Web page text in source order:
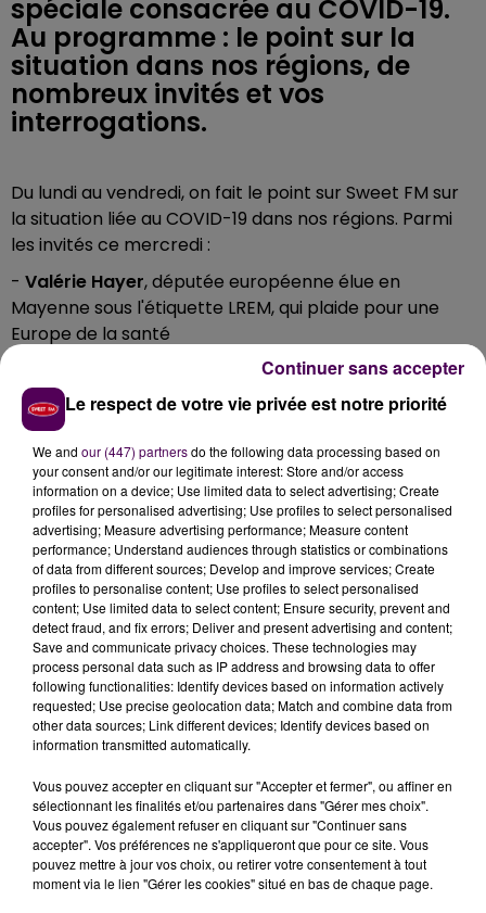
spéciale consacrée au COVID-19.
Au programme : le point sur la
situation dans nos régions, de
nombreux invités et vos
interrogations.
Du lundi au vendredi, on fait le point sur Sweet FM sur
la situation liée au COVID-19 dans nos régions. Parmi
les invités ce mercredi :
- Valérie Hayer, députée européenne élue en
Mayenne sous l'étiquette LREM, qui plaide pour une
Europe de la santé
, responsable de l'imprimerie Faguier
à Château-Gontier
-Antoine Taffin
informatique"Delta Technologies"à La Ferté-Bernard
A réécouter en podcast :
Émission du mercredi 20 mai 2020
Retrouvezla rétrospective sonorede deux mois de
"Spéciale COVID-19"!
À LA UNE
Le respect de votre vie privée est notre priorité
We and our (447) partnersdo the following data processing based on
your consent and/or our legitimate interest: Store and/or access
information on a device; Use limited data to select advertising; Create
profiles for personalised advertising; Use profiles to select personalised
advertising; Measure advertising performance; Measure content
performance; Understand audiences through statistics or combinations
of data from different sources; Develop and improve services; Create
profiles to personalise content; Use profiles to select personalised
content; Use limited data to select content; Ensure security, prevent and
detect fraud, and fix errors; Deliver and present advertising and content;
Save and communicate privacy choices. These technologies may
process personal data such as IP address and browsing data to offer
following functionalities: Identify devices based on information actively
requested; Use precise geolocation data; Match and combine data from
other data sources; Link different devices; Identify devices based on
information transmitted automatically.
Vous pouvez accepter en cliquant sur "Accepter et fermer", ou affiner en
sélectionnant les finalités et/ou partenaires dans "Gérer mes choix".
Vous pouvez également refuser en cliquant sur "Continuer sans
accepter". Vos préférences ne s'appliqueront que pour ce site. Vous
pouvez mettre à jour vos choix, ou retirer votre consentement à tout
moment via le lien "Gérer les cookies" situé en bas de chaque page.
Continuer sans accepter